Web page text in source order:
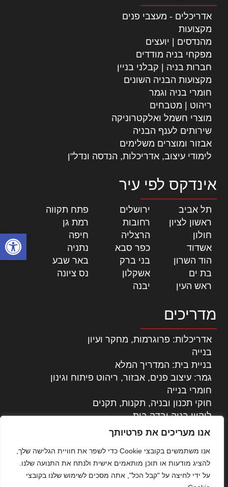
פתח
אנו מעריכים את פרטיותך
אנו משתמשים בקובצי Cookie כדי לשפר את חוויית הגלישה שלך,
להציג מודעות או תוכן מותאמים אישית ולנתח את התנועה שלנו.
על ידי לחיצה על "קבל הכל", אתה מסכים לשימוש שלנו בקובצי
אדריכלים - מעצבי פנים
מקצועות
מהנדסים | יועצים
מפקחי בניה מודדים
חברות בניה | קבלני בניין
מקצועות הבניה השונים
חומרי בניה וגמר
ריהוט | מטבחים
מוצרי חשמל ואלקטרוניקה
שירותים לענף הבניה
אבזור ומוצרים משלימים
לימודי עיצוב, אדריכלות, הנדסה ונדל"ן
אינדקס לפי עיר
תל אביב ירושלים פתח תקווה
ראשון לציון
רחובות רמת גן
חולון
הרצליה חיפה
אשדוד
כפר סבא נתניה
הוד השרון
בני ברק באר שבע
בת ים
אשקלון נס ציונה
ראש העין
יבנה
מדריכים
אדריכלות: פרוגרמות, מחקר ועיון
בנייה
בניית בית: המדריך המלא
גמר: עיצוב פנים, אבזור, ריהוט פיתוח וגינון
חומרי בנייה
חוקי תכנון ובניה, תקנות, תקנים
ליקויי בניה ובדק בית
נדל"ן: זכויות, אגרות ועסקאות
עקרונות ניהול אחזקה מתקדמות
צילום אדריכלי
שיווק נדלן